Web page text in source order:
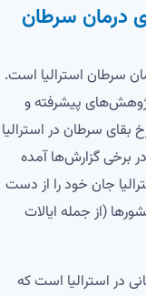
درمان سرطان
سرطان استرالیا است.
پیشرفته و
سرطان در استرالیا
برخی گزارش‌ها آمده
استرالیا جان خود را از دست
(از جمله ایالات
۷۵٪ بیماران سرطانی در استرالیا است که